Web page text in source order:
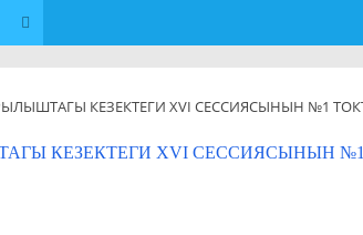
Поиск
КЕЗЕКТЕГИ ХVI СЕССИЯСЫНЫН №1
КЕЗЕКТЕГИ ХVI СЕССИЯСЫНЫН